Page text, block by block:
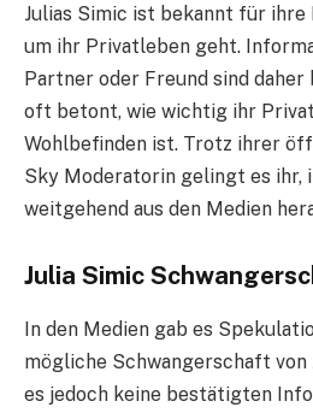
Julias Simic ist bekannt für ihre
um ihr Privatleben geht.
Partner oder Freund sind
oft betont, wie wichtig ihr
Wohlbefinden ist. Trotz ihrer
Sky Moderatorin gelingt es ihr,
weitgehend aus den Medien
Julia Simic
In den Medien gab es
mögliche Schwangerschaft von
es jedoch keine bestätigten